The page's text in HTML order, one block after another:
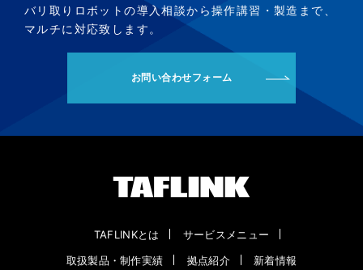
バリ取りロボットの導入相談から操作講習・製造まで、
マルチに対応致します。
お問い合わせフォーム
TAFLINKとは
サービスメニュー
取扱製品・制作実績
拠点紹介
新着情報